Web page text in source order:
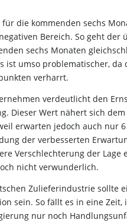
die kommenden sechs
Bereich. So geht
sechs Monaten
ist umso problematischer,
verharrt.
verdeutlicht den
Dieser Wert nähert sich
erwarten jedoch auch nur
der verbesserten
Verschlechterung der
nicht verwunderlich.
Zulieferindustrie sollte
sein. So fällt es in eine
nur noch